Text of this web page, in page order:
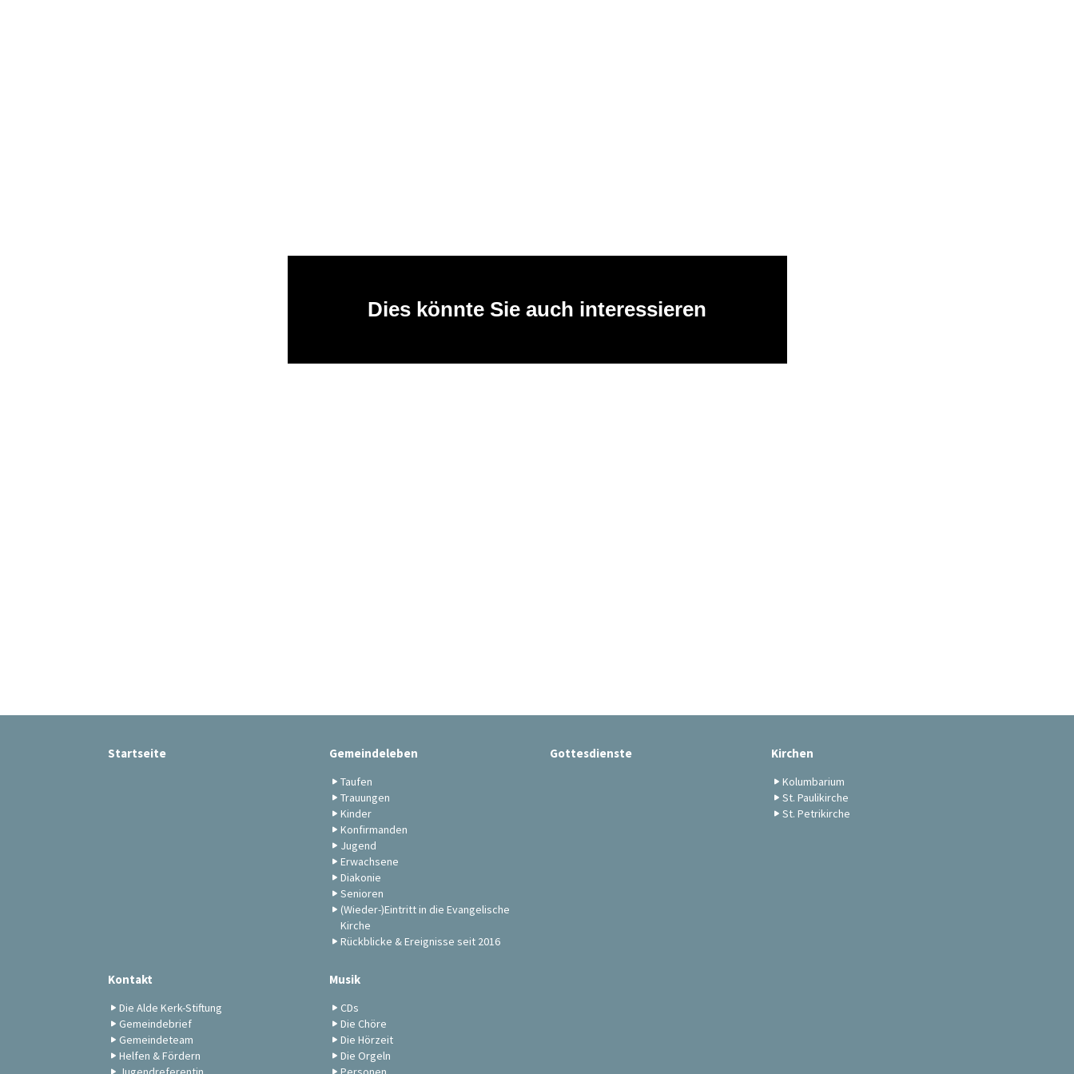
Dies könnte Sie auch interessieren
Startseite Gemeindeleben
Taufen
Trauungen
Kinder
Konfirmanden
Jugend
Erwachsene
Diakonie
Senioren
(Wieder-)Eintritt in die Evangelische
Kirche
Rückblicke & Ereignisse seit 2016
Gottesdienste Kirchen
Kolumbarium
St. Paulikirche
St. Petrikirche
Kontakt
Die Alde Kerk-Stiftung
Gemeindebrief
Gemeindeteam
Helfen & Fördern
Musik
CDs
Die Chöre
Die Hörzeit
Die Orgeln